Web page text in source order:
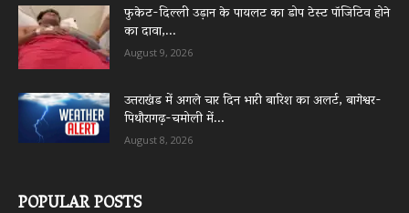
फुकेट-दिल्ली उड़ान के पायलट का डोप टेस्ट पॉजिटिव होने
का दावा,...
August 9, 2026
उत्तराखंड में अगले चार दिन भारी बारिश का अलर्ट, बागेश्वर-
पिथौरागढ़-चमोली में...
August 8, 2026
POPULAR POSTS